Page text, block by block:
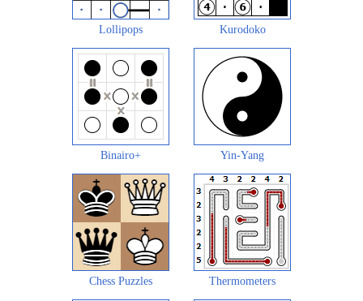
Lollipops Kurodoko
Binairo+ Yin-Yang
Chess Puzzles Thermometers